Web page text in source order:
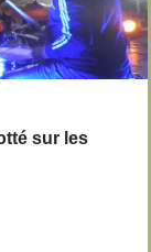
sur les